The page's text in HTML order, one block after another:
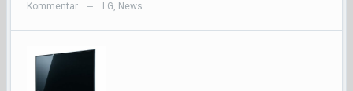
Kommentar
— LG, News